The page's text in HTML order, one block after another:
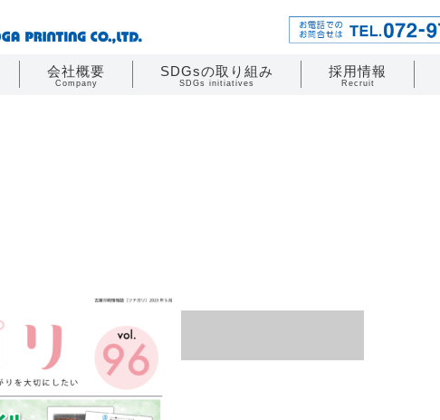
会社概要
Company
SDGsの取り組み
SDGs initiatives
採用情報
Recruit